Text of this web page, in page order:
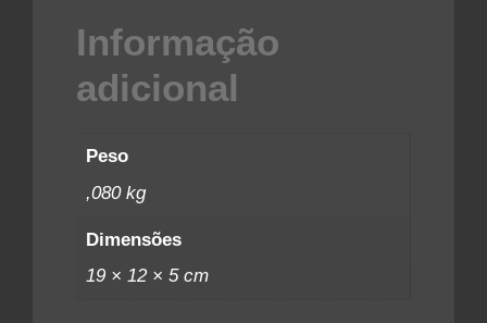
Informação
adicional
Peso
,080 kg
Dimensões
19 × 12 × 5 cm